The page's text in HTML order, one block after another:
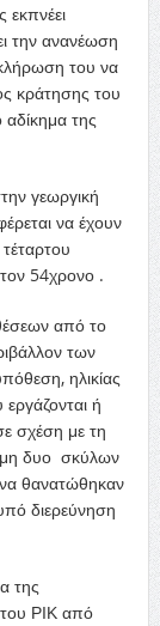
εκπνέει
την ανανέωση
του να
κράτησης του
της
γεωργική
να έχουν
54χρονο .
από το
των
ηλικίας
ή
σχέση με τη
δυο σκύλων
θανατώθηκαν
διερεύνηση
της
ΡΙΚ από